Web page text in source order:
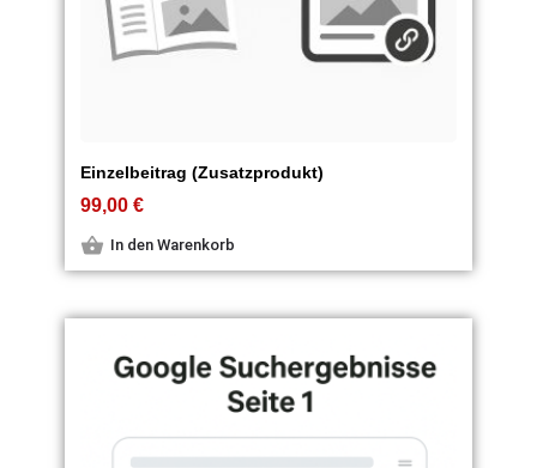
Einzelbeitrag (Zusatzprodukt)
99,00€
In den Warenkorb